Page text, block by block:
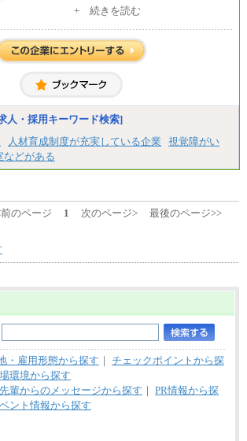
月給：21万円～25万円+ 続きを読む
人・採用キーワード検索]
人材育成制度が充実している企業
視覚障がい
などがある
のページ 1 次のページ> 最後のページ>>
・雇用形態から探す ｜ チェックポイントから探
環境から探す
先輩からのメッセージから探す ｜ PR情報から探
ント情報から探す